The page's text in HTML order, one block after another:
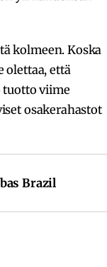
kolmeen. Koska
että
tuotto viime
osakerahastot
Brazil